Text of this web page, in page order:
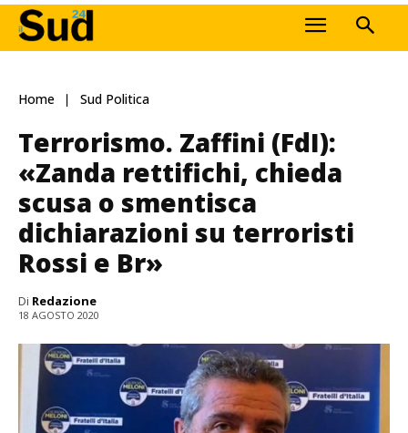
Home Sud Politica
Terrorismo. Zaffini (FdI):
«Zanda rettifichi, chieda
scusa o smentisca
dichiarazioni su terroristi
Rossi e Br»
Di Redazione
18 AGOSTO 2020